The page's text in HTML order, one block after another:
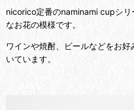
nicorico定番のnaminami cupシ
なお花の模様です。
ワインや焼酎、ビールなどをお
いています。